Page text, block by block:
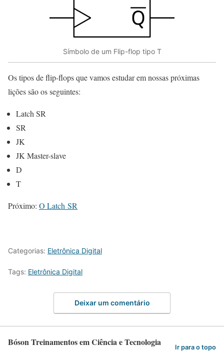
Símbolo de um Flip-flop tipo T
Os tipos de flip-flops que vamos estudar em nossas próximas
lições são os seguintes:
Latch SR
SR
JK
JK Master-slave
D
T
Próximo: O Latch SR
Categorias: Eletrônica Digital
Tags: Eletrônica Digital
Deixar um comentário
Bóson Treinamentos em Ciência e Tecnologia Ir para o topo